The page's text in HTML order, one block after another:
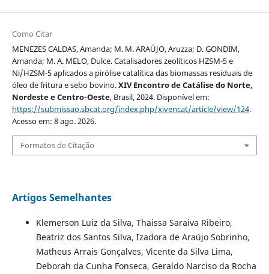
Como Citar
MENEZES CALDAS, Amanda; M. M. ARAÚJO, Aruzza; D. GONDIM,
Amanda; M. A. MELO, Dulce. Catalisadores zeolíticos HZSM-5 e
Ni/HZSM-5 aplicados a pirólise catalítica das biomassas residuais de
óleo de fritura e sebo bovino.XIV Encontro de Catálise do Norte,
Nordeste e Centro-Oeste, Brasil, 2024. Disponível em:
https://submissao.sbcat.org/index.php/xivencat/article/view/124.
Acesso em: 8 ago. 2026.
Formatos de Citação
Artigos Semelhantes
Klemerson Luiz da Silva, Thaissa Saraiva Ribeiro,
Beatriz dos Santos Silva, Izadora de Araújo Sobrinho,
Matheus Arrais Gonçalves, Vicente da Silva Lima,
Deborah da Cunha Fonseca, Geraldo Narciso da Rocha